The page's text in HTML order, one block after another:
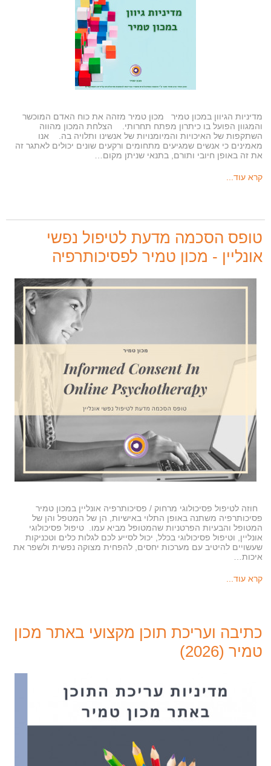
מדיניות הגיוון במכון טמיר מכון טמיר מזהה את כוח האדם המוכשר
והמגוון הפועל בו כיתרון מפתח תחרותי. הצלחת המכון מהווה
השתקפות של האיכויות והמיומנויות של אנשינו ותלויה בה. אנו
מאמינים כי אנשים שמגיעים מתחומים ורקעים שונים יכולים לאתגר זה
את זה באופן חיובי ותורם, בתנאי שניתן מקום…
קרא עוד...
טופס הסכמה מדעת לטיפול נפשי
אונליין - מכון טמיר לפסיכותרפיה
חוזה לטיפול פסיכולוגי מרחוק / פסיכותרפיה אונליין במכון טמיר
פסיכותרפיה משתנה באופן התלוי באישיות, הן של המטפל והן של
המטופל והבעיות הפרטניות שהמטופל מביא עמו. טיפול פסיכולוגי
אונליין, וטיפול פסיכולוגי בכלל, יכול לסייע לכם לגלות כלים וטכניקות
שעשויים להיטיב עם מערכות יחסים, להפחית מצוקה נפשית ולשפר את
איכות…
קרא עוד...
כתיבה ועריכת תוכן מקצועי באתר מכון
טמיר (2026)